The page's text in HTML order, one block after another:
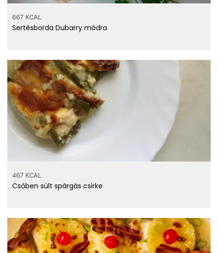
667 KCAL
Sertésborda Dubarry módra
467 KCAL
Csőben sült spárgás csirke